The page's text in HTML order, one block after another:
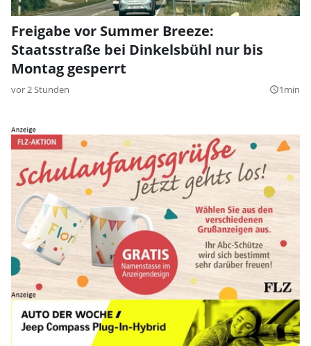
Freigabe vor Summer Breeze:
Staatsstraße bei Dinkelsbühl nur bis
Montag gesperrt
vor 2 Stunden query_builder1min